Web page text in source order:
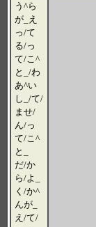
う^ら
が_え
っ/て
る/っ
て/こ^
と_/わ
あ^い
し_/て/
ませ/
ん/っ
て/こ^
と_
だ/か
ら/よ_
く/か^
んが_
え/て/